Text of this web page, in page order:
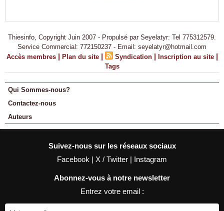
Thiesinfo, Copyright Juin 2007 - Propulsé par Seyelatyr: Tel 775312579.
Service Commercial: 772150237 - Email: seyelatyr@hotmail.com
Accès membres | Plan du site | Syndication | Inscription au site |
Tags
Qui Sommes-nous?
Contactez-nous
Auteurs
Suivez-nous sur les réseaux sociaux
Facebook | X / Twitter | Instagram
Abonnez-vous à notre newsletter
Entrez votre email :